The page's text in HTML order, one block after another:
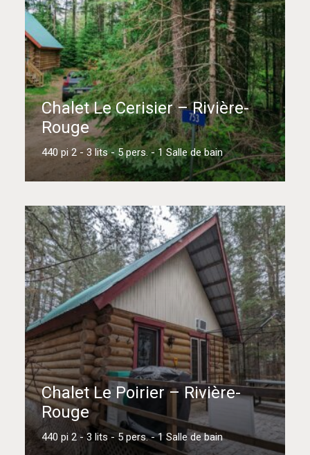
Chalet Le Cerisier – Rivière-
Rouge
440 pi 2 - 3 lits - 5 pers. - 1 Salle de bain
Chalet Le Poirier – Rivière-
Rouge
440 pi 2 - 3 lits - 5 pers. - 1 Salle de bain